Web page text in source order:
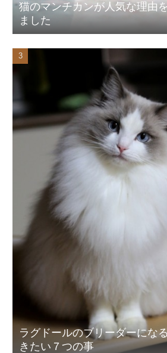
猫のマンチカンが人気な理由
ました
ラグドールのブリーダーにな
きたい７つの事